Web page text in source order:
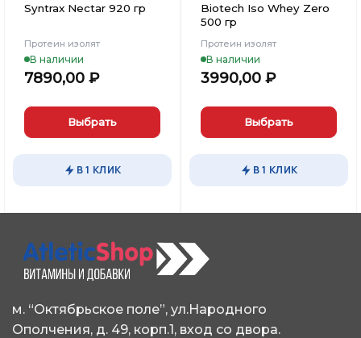
Syntrax Nectar 920 гр
Протеин изолят
В наличии
7890,00 ₽
Выбрать
вариаций.
можно
выбрать
на
товара.
В 1 КЛИК
Biotech Iso Whey Zero
500 гр
Протеин изолят
В наличии
3990,00 ₽
Выбрать
вариаций.
можно
выбрать
товара.
В 1 КЛИК
м. “Октябрьское поле”, ул.Народного
Ополчения, д. 49, корп.1, вход со двора.